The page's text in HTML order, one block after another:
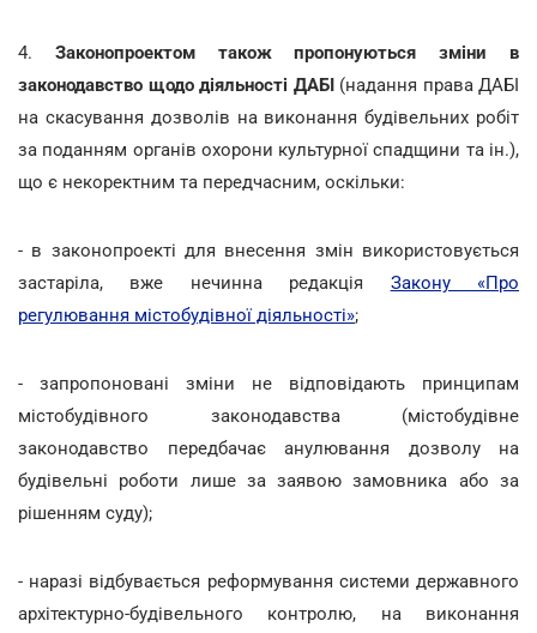
4. Законопроектом також пропонуються зміни в
законодавство щодо діяльності ДАБІ (надання права ДАБІ
на скасування дозволів на виконання будівельних робіт
за поданням органів охорони культурної спадщини та ін.),
що є некоректним та передчасним, оскільки:
- в законопроекті для внесення змін використовується
застаріла, вже нечинна редакція Закону «Про
регулювання містобудівної діяльності»;
- запропоновані зміни не відповідають принципам
містобудівного законодавства (містобудівне
законодавство передбачає анулювання дозволу на
будівельні роботи лише за заявою замовника або за
рішенням суду);
- наразі відбувається реформування системи державного
архітектурно-будівельного контролю, на виконання